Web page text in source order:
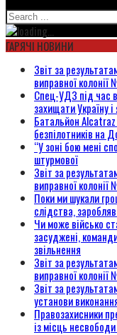
ГАРЯЧІ НОВИНИ
Звіт за
виправної колонії
Спец-УДЗ під час
захищати Україну
Батальйон
безпілотників на
“У зоні бою мені
штурмової
Звіт за
виправної колонії
Поки ми шукали
слідства,
Чи може військо
засуджені,
звільнення
Звіт за
виправної
Звіт за
установи
Правозахисники
із місць